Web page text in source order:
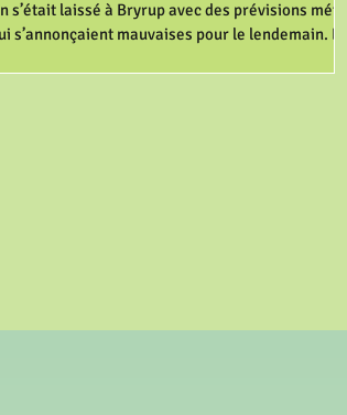
s’était laissé à Bryrup avec des prévisions météo
s’annonçaient mauvaises pour le lendemain. Et